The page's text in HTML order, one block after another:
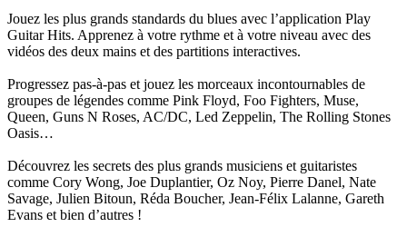
Jouez les plus grands standards du blues avec l’application Play
Guitar Hits. Apprenez à votre rythme et à votre niveau avec des
vidéos des deux mains et des partitions interactives.
Progressez pas-à-pas et jouez les morceaux incontournables de
groupes de légendes comme Pink Floyd, Foo Fighters, Muse,
Queen, Guns N Roses, AC/DC, Led Zeppelin, The Rolling Stones
Oasis…
Découvrez les secrets des plus grands musiciens et guitaristes
comme Cory Wong, Joe Duplantier, Oz Noy, Pierre Danel, Nate
Savage, Julien Bitoun, Réda Boucher, Jean-Félix Lalanne, Gareth
Evans et bien d’autres !